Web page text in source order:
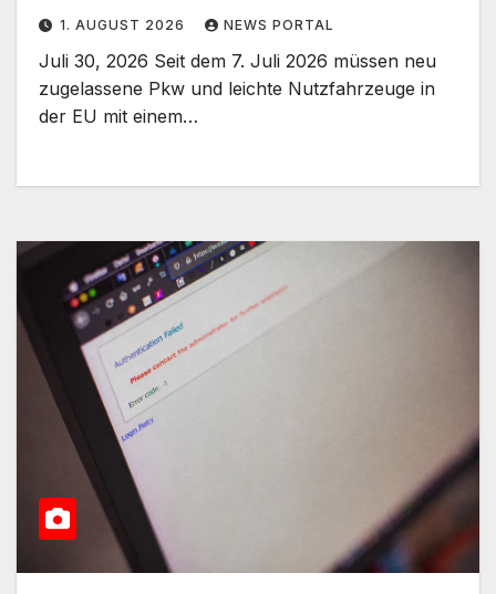
1. AUGUST 2026 NEWS PORTAL
Juli 30, 2026 Seit dem 7. Juli 2026 müssen neu
zugelassene Pkw und leichte Nutzfahrzeuge in
der EU mit einem…